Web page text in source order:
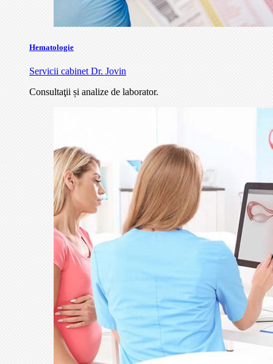
Hematologie
Servicii cabinet Dr. Jovin
Consultaţii și analize de laborator.